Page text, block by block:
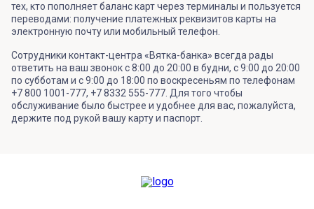
тех, кто пополняет баланс карт через терминалы и пользуется
переводами: получение платежных реквизитов карты на
электронную почту или мобильный телефон.
Сотрудники контакт-центра «Вятка-банка» всегда рады
ответить на ваш звонок с 8:00 до 20:00 в будни, с 9:00 до 20:00
по субботам и с 9:00 до 18:00 по воскресеньям по телефонам
+7 800 1001-777, +7 8332 555-777. Для того чтобы
обслуживание было быстрее и удобнее для вас, пожалуйста,
держите под рукой вашу карту и паспорт.